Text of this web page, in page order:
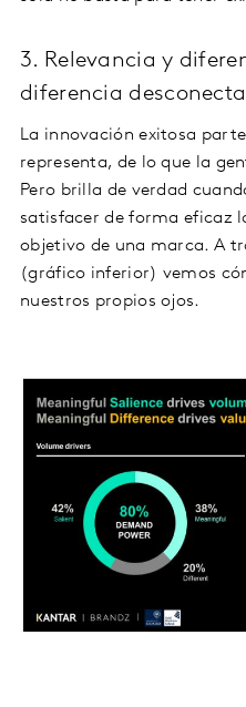
3. Relevancia y
diferencia
La innovación exitosa
representa, de lo que la
Pero brilla de verdad
satisfacer de forma eficaz
objetivo de una marca. A
(gráfico inferior) vemos
nuestros propios ojos.